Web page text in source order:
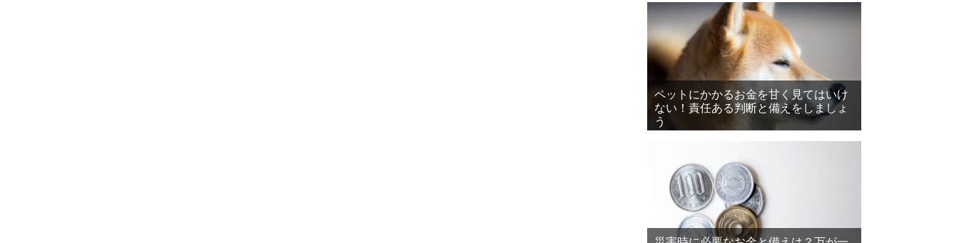
ペットにかかるお金を甘く見てはいけ
ない！責任ある判断と備えをしましょ
う